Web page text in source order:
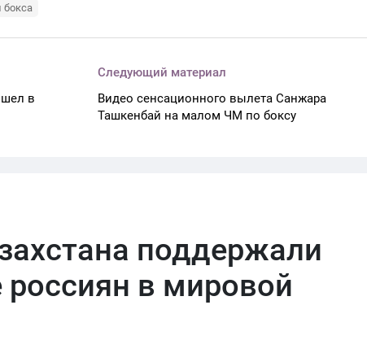
бокса
в
Следующий материал
Видео сенсационного вылета Санжара
Ташкенбай на малом ЧМ по боксу
поддержали
в мировой